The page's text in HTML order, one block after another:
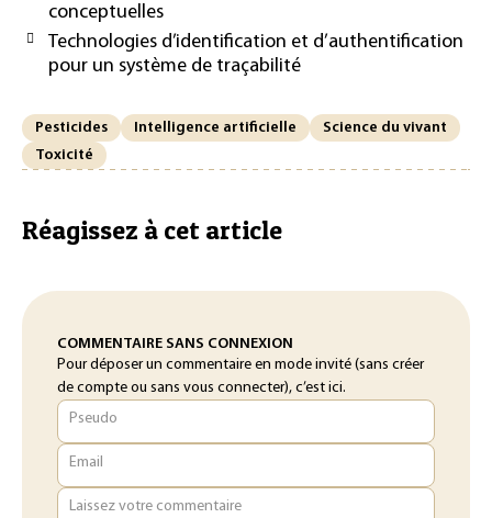
conceptuelles
Technologies d’identification et d’authentification
pour un système de traçabilité
Pesticides Intelligence artificielle
Science du vivant
Toxicité
Réagissez à cet article
COMMENTAIRE SANS CONNEXION
Pour déposer un commentaire en mode invité (sans créer
de compte ou sans vous connecter), c’est ici.
Pseudo
Email
Laissez votre commentaire